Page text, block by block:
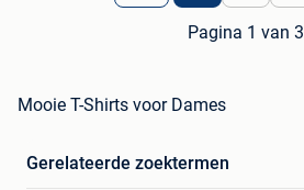
Pagina 1 van 3
Mooie T-Shirts voor Dames
Gerelateerde zoektermen